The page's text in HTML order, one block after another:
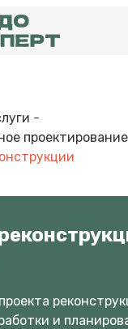
-
проектирование
и